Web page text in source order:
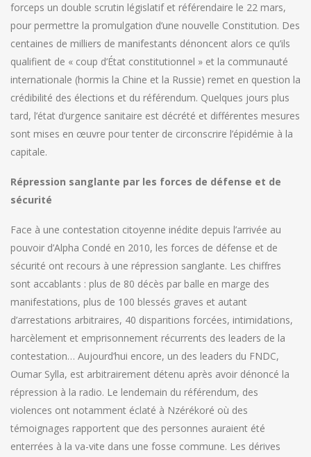
forceps un double scrutin législatif et référendaire le 22 mars,
pour permettre la promulgation d’une nouvelle Constitution. Des
centaines de milliers de manifestants dénoncent alors ce qu’ils
qualifient de « coup d’État constitutionnel » et la communauté
internationale (hormis la Chine et la Russie) remet en question la
crédibilité des élections et du référendum. Quelques jours plus
tard, l’état d’urgence sanitaire est décrété et différentes mesures
sont mises en œuvre pour tenter de circonscrire l’épidémie à la
capitale.
Répression sanglante par les forces de défense et de
sécurité
Face à une contestation citoyenne inédite depuis l’arrivée au
pouvoir d’Alpha Condé en 2010, les forces de défense et de
sécurité ont recours à une répression sanglante. Les chiffres
sont accablants : plus de 80 décès par balle en marge des
manifestations, plus de 100 blessés graves et autant
d’arrestations arbitraires, 40 disparitions forcées, intimidations,
harcèlement et emprisonnement récurrents des leaders de la
contestation… Aujourd’hui encore, un des leaders du FNDC,
Oumar Sylla, est arbitrairement détenu après avoir dénoncé la
répression à la radio. Le lendemain du référendum, des
violences ont notamment éclaté à Nzérékoré où des
témoignages rapportent que des personnes auraient été
enterrées à la va-vite dans une fosse commune. Les dérives